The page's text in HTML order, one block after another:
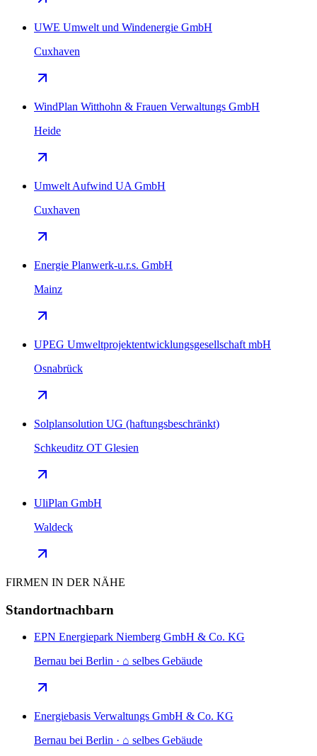
UWE Umwelt und Windenergie GmbH
Cuxhaven
WindPlan Witthohn & Frauen Verwaltungs GmbH
Heide
Umwelt Aufwind UA GmbH
Cuxhaven
Energie Planwerk-u.r.s. GmbH
Mainz
UPEG Umweltprojektentwicklungsgesellschaft mbH
Osnabrück
Solplansolution UG (haftungsbeschränkt)
Schkeuditz OT Glesien
UliPlan GmbH
Waldeck
FIRMEN IN DER NÄHE
Standortnachbarn
EPN Energiepark Niemberg GmbH & Co. KG
Bernau bei Berlin · ⌂ selbes Gebäude
Energiebasis Verwaltungs GmbH & Co. KG
Bernau bei Berlin · ⌂ selbes Gebäude